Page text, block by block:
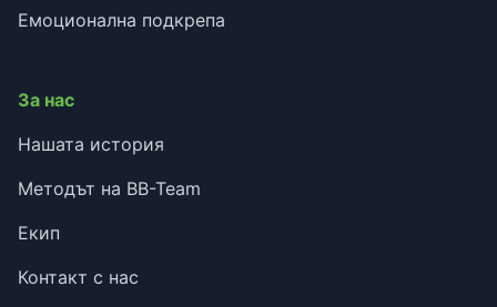
Емоционална подкрепа
За нас
Нашата история
Методът на BB-Team
Екип
Контакт с нас